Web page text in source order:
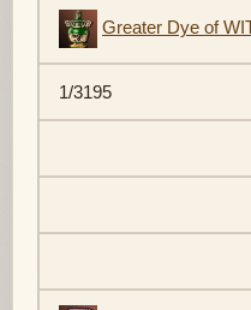
Greater Dye of
1/3195